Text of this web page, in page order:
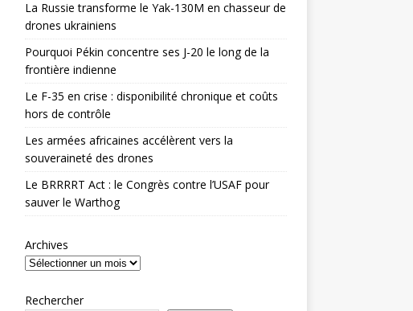
La Russie transforme le Yak-130M en chasseur de
drones ukrainiens
Pourquoi Pékin concentre ses J-20 le long de la
frontière indienne
Le F-35 en crise : disponibilité chronique et coûts
hors de contrôle
Les armées africaines accélèrent vers la
souveraineté des drones
Le BRRRRT Act : le Congrès contre l’USAF pour
sauver le Warthog
Archives
Rechercher